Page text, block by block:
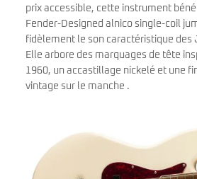
prix accessible, cette instrument
Fender-Designed alnico single-coil
fidèlement le son caractéristique des
Elle arbore des marquages de tête
1960, un accastillage nickelé et une
vintage sur le manche .